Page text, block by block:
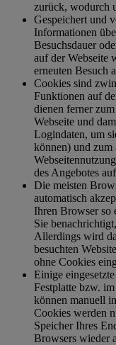
zurück, wodurch
Gespeichert und
Informationen
Besuchsdauer
auf der Webseite
erneuten Besuch
Cookies sind
Funktionen auf
dienen ferner
Webseite und
Logindaten, um
können) und zum
des Angebotes
Die meisten
automatisch
Ihren Browser so
Sie
Allerdings wird
besuchten
ohne Cookies
Einige
Festplatte bzw.
können manuell
Cookies werden
Speicher Ihres
Browsers wieder